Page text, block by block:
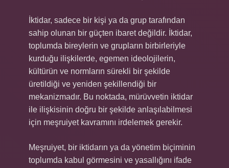
İktidar, sadece bir kişi ya da grup tarafından
sahip olunan bir güçten ibaret değildir. İktidar,
toplumda bireylerin ve grupların birbirleriyle
kurduğu ilişkilerde, egemen ideolojilerin,
kültürün ve normların sürekli bir şekilde
üretildiği ve yeniden şekillendiği bir
mekanizmadır. Bu noktada, mürüvvetin iktidar
ile ilişkisinin doğru bir şekilde anlaşılabilmesi
için meşruiyet kavramını irdelemek gerekir.
Meşruiyet, bir iktidarın ya da yönetim biçiminin
toplumda kabul görmesini ve yasallığını ifade